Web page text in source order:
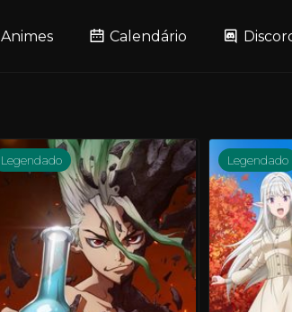
Animes Calendário
Legendado Legendado